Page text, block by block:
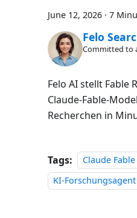
June 12, 2026 · 7
Felo
Committed to
Felo AI stellt Fable
Claude-Fable-
Recherchen in
Tags: Claude Fable
KI-Forschungsagent